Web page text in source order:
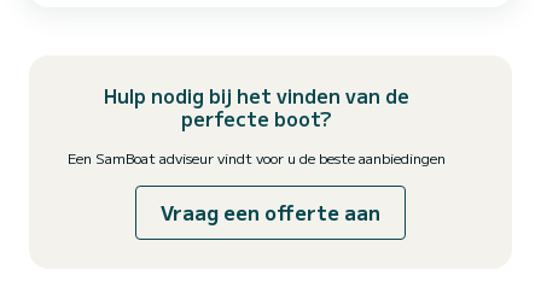
Hulp nodig bij het vinden van de
perfecte boot?
Een SamBoat adviseur vindt voor u de beste aanbiedingen
Vraag een offerte aan